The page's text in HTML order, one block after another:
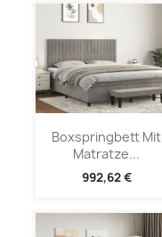
Boxspringbett Mit
Matratze...
992,62 €